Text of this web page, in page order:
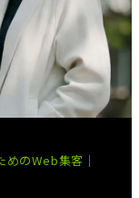
のWeb集客｜